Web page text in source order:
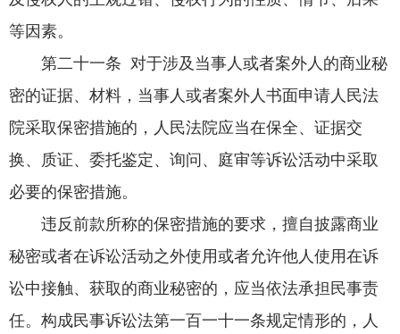
等因素。
第二十一条 对于涉及当事人或者案外人的商业秘
密的证据、材料，当事人或者案外人书面申请人民法
院采取保密措施的，人民法院应当在保全、证据交
换、质证、委托鉴定、询问、庭审等诉讼活动中采取
必要的保密措施。
违反前款所称的保密措施的要求，擅自披露商业
秘密或者在诉讼活动之外使用或者允许他人使用在诉
讼中接触、获取的商业秘密的，应当依法承担民事责
任。构成民事诉讼法第一百一十一条规定情形的，人